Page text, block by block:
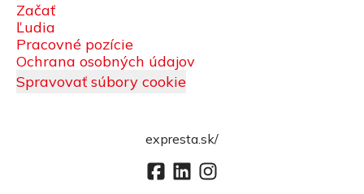
Začať
Ľudia
Pracovné pozície
Ochrana osobných údajov
Spravovať súbory cookie
expresta.sk/